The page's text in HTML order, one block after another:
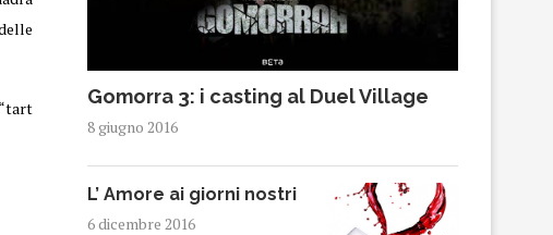
Gomorra 3: i casting al Duel Village
8 giugno 2016
L’ Amore ai giorni nostri
6 dicembre 2016